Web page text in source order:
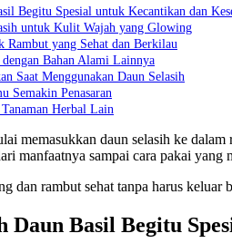
Begitu Spesial untuk Kecantikan dan
untuk Kulit Wajah yang Glowing
Rambut yang Sehat dan Berkilau
Bahan Alami Lainnya
Saat Menggunakan Daun Selasih
Semakin Penasaran
Herbal Lain
memasukkan daun selasih ke
manfaatnya sampai cara pakai yang
dan rambut sehat tanpa harus keluar
Daun Basil Begitu